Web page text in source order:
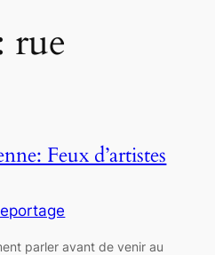
rue
Feux d’artistes
parler avant de venir au